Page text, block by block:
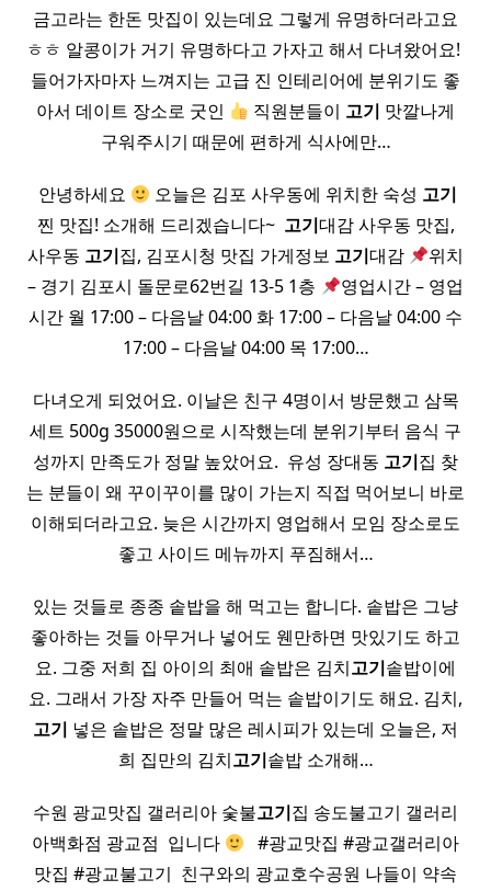
금고라는 한돈 맛집이 있는데요 그렇게 유명하더라고요
ㅎㅎ 알콩이가 거기 유명하다고 가자고 해서 다녀왔어요! ​
들어가자마자 느껴지는 고급 진 인테리어에 분위기도 좋
아서 데이트 장소로 굿인
직원분들이 고기 맛깔나게
구워주시기 때문에 편하게 식사에만…
​ 안녕하세요 오늘은 김포 사우동에 위치한 숙성 고기
찐 맛집! 소개해 드리겠습니다~ ​ 고기대감 사우동 맛집,
사우동 고기집, 김포시청 맛집 가게정보 고기대감
위치
– 경기 김포시 돌문로62번길 13-5 1층
영업시간 – 영업
시간 월 17:00 – 다음날 04:00 화 17:00 – 다음날 04:00 수
17:00 – 다음날 04:00 목 17:00…
다녀오게 되었어요. 이날은 친구 4명이서 방문했고 삼목
세트 500g 35000원으로 시작했는데 분위기부터 음식 구
성까지 만족도가 정말 높았어요. ​ 유성 장대동 고기집 찾
는 분들이 왜 꾸이꾸이를 많이 가는지 직접 먹어보니 바로
이해되더라고요. 늦은 시간까지 영업해서 모임 장소로도
좋고 사이드 메뉴까지 푸짐해서…
있는 것들로 종종 솥밥을 해 먹고는 합니다. 솥밥은 그냥
좋아하는 것들 아무거나 넣어도 웬만하면 맛있기도 하고
요. 그중 저희 집 아이의 최애 솥밥은 김치고기솥밥이에
요. 그래서 가장 자주 만들어 먹는 솥밥이기도 해요. 김치,
고기 넣은 솥밥은 정말 많은 레시피가 있는데 오늘은, 저
희 집만의 김치고기솥밥 소개해…
수원 광교맛집 갤러리아 숯불고기집 송도불고기 갤러리
아백화점 광교점 ​ 입니다
​ ​ #광교맛집 #광교갤러리아
맛집 #광교불고기 ​ 친구와의 광교호수공원 나들이 약속